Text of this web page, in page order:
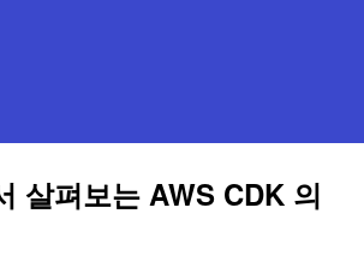
살펴보는 AWS CDK 의